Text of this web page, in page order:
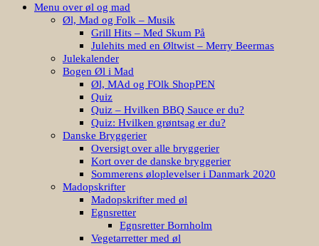
Menu over øl og mad
Øl, Mad og Folk – Musik
Grill Hits – Med Skum På
Julehits med en Øltwist – Merry Beermas
Julekalender
Bogen Øl i Mad
Øl, MAd og FOlk ShopPEN
Quiz
Quiz – Hvilken BBQ Sauce er du?
Quiz: Hvilken grøntsag er du?
Danske Bryggerier
Oversigt over alle bryggerier
Kort over de danske bryggerier
Sommerens øloplevelser i Danmark 2020
Madopskrifter
Madopskrifter med øl
Egnsretter
Egnsretter Bornholm
Vegetarretter med øl